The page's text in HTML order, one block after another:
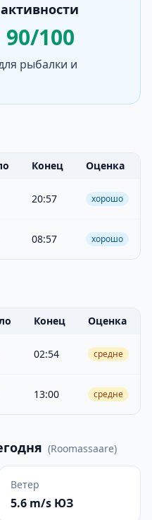
100
рыбалки и
Конец
Оценка
20:57 хорошо
08:57 хорошо
Конец
Оценка
02:54 средне
13:00 средне
(Roomassaare)
Ветер
5.6 m/s ЮЗ